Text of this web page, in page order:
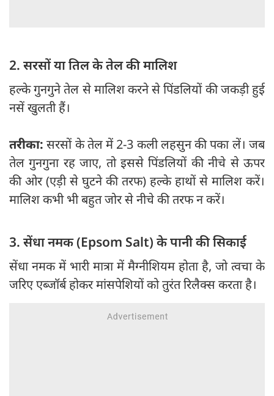
2. सरसों या तिल के तेल की मालिश
हल्के गुनगुने तेल से मालिश करने से पिंडलियों की जकड़ी हुई
नसें खुलती हैं।
तरीका: सरसों के तेल में 2-3 कली लहसुन की पका लें। जब
तेल गुनगुना रह जाए, तो इससे पिंडलियों की नीचे से ऊपर
की ओर (एड़ी से घुटने की तरफ) हल्के हाथों से मालिश करें।
मालिश कभी भी बहुत जोर से नीचे की तरफ न करें।
3. सेंधा नमक (Epsom Salt) के पानी की सिकाई
सेंधा नमक में भारी मात्रा में मैग्नीशियम होता है, जो त्वचा के
जरिए एब्जॉर्ब होकर मांसपेशियों को तुरंत रिलैक्स करता है।